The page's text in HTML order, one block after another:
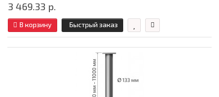
3 469.33 р.
В корзину Быстрый заказ